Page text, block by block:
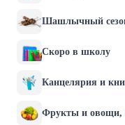
Шашлычный
Скоро в школу
Канцелярия и
Фрукты и овощи,